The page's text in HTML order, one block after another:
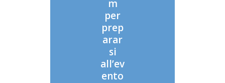
m
per
prep
arar
si
all’ev
ento